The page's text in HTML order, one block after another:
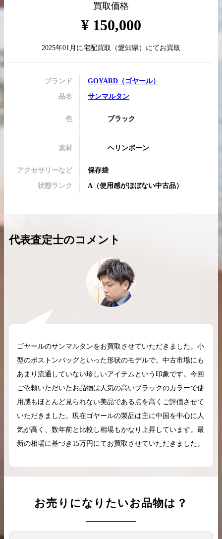
買取実績はこちらから
希少なリザード素材のバーキンの買取価格や
高く売るためのポイントを徹底解説
ケリーアドの買取
取相場や高く売れ
買取価格
¥ 150,000
2025年01月 に宅配買取 （愛知県）にてお買取
ブランド GOYARD （ゴヤール）
品名 サンマルタン
色 ブラック
素材 ヘリンボーン
アクセサリーなど 保存袋
状態ランク A （使用感がほぼない中古品）
代表査定士のコメント
ゴヤールのサンマルタンをお買取させていただきました。小
型のボストンバッグといった形状のモデルで。中古市場にも
あまり流通していない珍しいアイテムという印象です。今回
ご依頼いただいたお品物は人気の高いブラックのカラーで使
用感もほとんど見られない美品である点を高くご評価させて
いただきました。現在ゴヤールの製品は主に中国を中心に人
気が高く、数年前と比較し相場もかなり上昇しています。最
新の相場に基づき15万円にてお買取させていただきました。
お売りになりたいお品物は？